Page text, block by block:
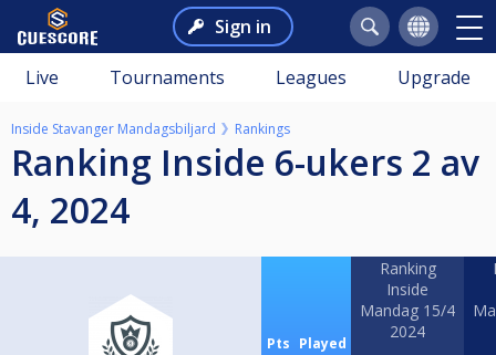
Sign in
Live Tournaments Leagues Upgrade
Inside Stavanger Mandagsbiljard Rankings
Ranking Inside 6-ukers 2 av
4, 2024
Pts Played
Ranking
Inside
Mandag 15/4
2024